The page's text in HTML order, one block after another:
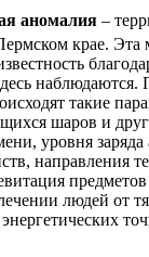
аномалия –
крае. Эта
такие
шаров и
уровня
направления
людей от